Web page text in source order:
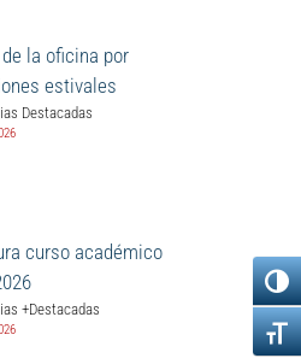
la oficina por
estivales
Destacadas
curso académico
+Destacadas